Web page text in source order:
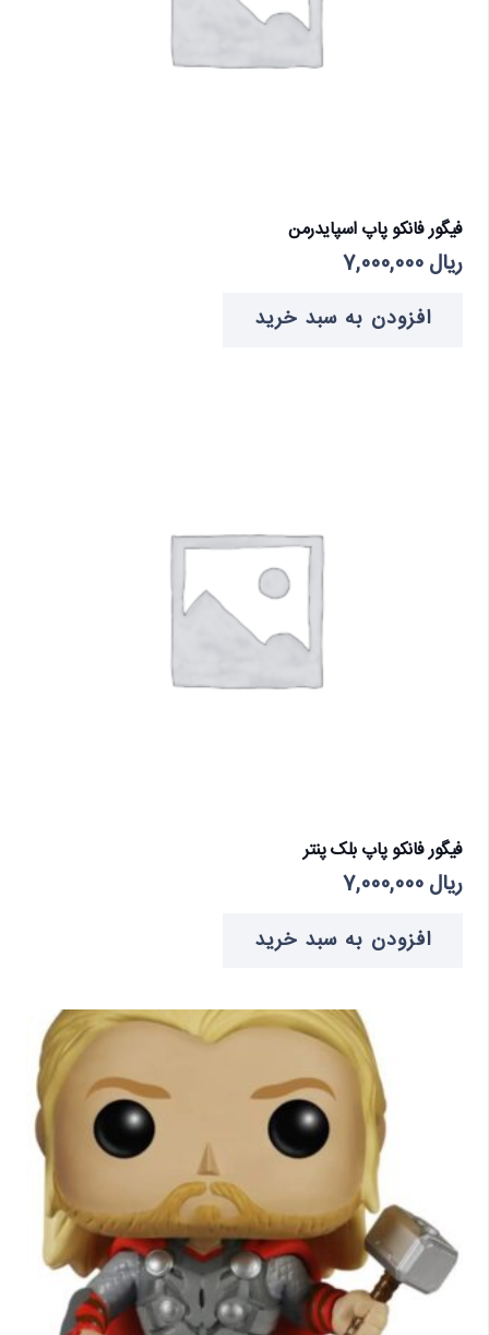
فیگور فانکو پاپ اسپایدرمن
ریال
افزودن به سبد خرید
فیگور فانکو پاپ بلک پنتر
ریال
افزودن به سبد خرید